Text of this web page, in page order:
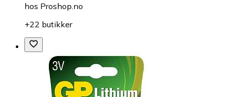
hos Proshop.no
+22 butikker